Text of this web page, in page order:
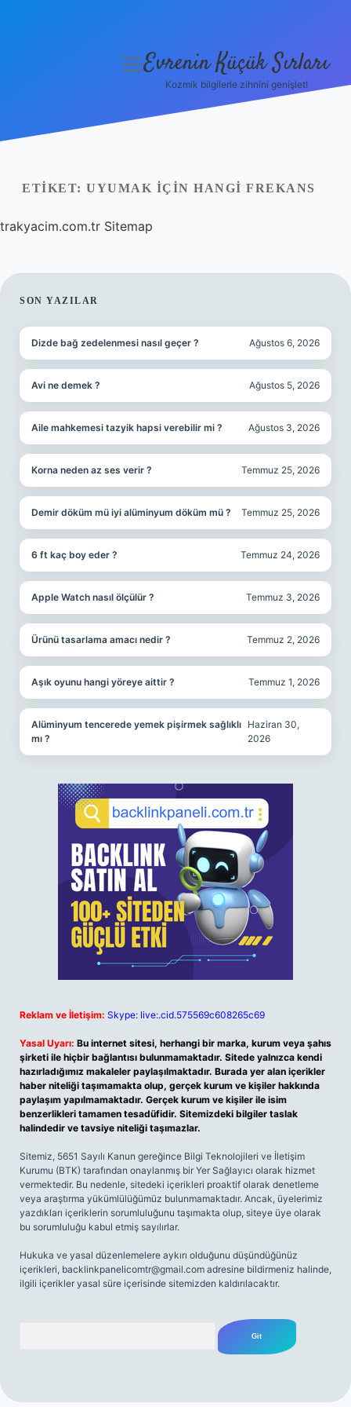
Yasal Uyarı
Hakkımızda
menüyü
Evrenin Küçük Sırları
Kozmik bilgilerle zihnini genişlet!
ETIKET: UYUMAK IÇIN HANGI FREKANS
trakyacim.com.tr Sitemap
SIDEBAR
SON YAZILAR
Dizde bağ zedelenmesi nasıl geçer ? Ağustos 6, 2026
Avi ne demek ? Ağustos 5, 2026
Aile mahkemesi tazyik hapsi verebilir mi ? Ağustos 3, 2026
Korna neden az ses verir ? Temmuz 25, 2026
Demir döküm mü iyi alüminyum döküm mü ? Temmuz 25, 2026
6 ft kaç boy eder ? Temmuz 24, 2026
Apple Watch nasıl ölçülür ? Temmuz 3, 2026
Ürünü tasarlama amacı nedir ? Temmuz 2, 2026
Aşık oyunu hangi yöreye aittir ? Temmuz 1, 2026
Alüminyum tencerede yemek pişirmek sağlıklı
mı ?
Haziran 30,
2026
Reklam ve İletişim: Skype: live:.cid.575569c608265c69
Yasal Uyarı: Bu internet sitesi, herhangi bir marka, kurum veya şahıs
şirketi ile hiçbir bağlantısı bulunmamaktadır. Sitede yalnızca kendi
hazırladığımız makaleler paylaşılmaktadır. Burada yer alan içerikler
haber niteliği taşımamakta olup, gerçek kurum ve kişiler hakkında
paylaşım yapılmamaktadır. Gerçek kurum ve kişiler ile isim
benzerlikleri tamamen tesadüfidir. Sitemizdeki bilgiler taslak
halindedir ve tavsiye niteliği taşımazlar.
Sitemiz, 5651 Sayılı Kanun gereğince Bilgi Teknolojileri ve İletişim
Kurumu (BTK) tarafından onaylanmış bir Yer Sağlayıcı olarak hizmet
vermektedir. Bu nedenle, sitedeki içerikleri proaktif olarak denetleme
veya araştırma yükümlülüğümüz bulunmamaktadır. Ancak, üyelerimiz
yazdıkları içeriklerin sorumluluğunu taşımakta olup, siteye üye olarak
bu sorumluluğu kabul etmiş sayılırlar.
Hukuka ve yasal düzenlemelere aykırı olduğunu düşündüğünüz
içerikleri, backlinkpanelicomtr@gmail.com adresine bildirmeniz halinde,
ilgili içerikler yasal süre içerisinde sitemizden kaldırılacaktır.